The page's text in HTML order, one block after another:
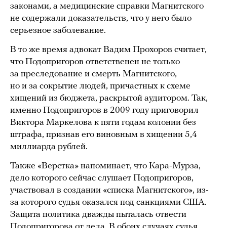
законами, а медицинские справки Магнитского
не содержали доказательств, что у него было
серьезное заболевание.
В то же время адвокат Вадим Прохоров считает,
что Подопригоров ответственен не только
за преследование и смерть Магнитского,
но и за сокрытие людей, причастных к схеме
хищений из бюджета, раскрытой аудитором. Так,
именно Подопригоров в 2009 году приговорил
Виктора Маркелова к пяти годам колонии без
штрафа, признав его виновным в хищении 5,4
миллиарда рублей.
Также «Верстка» напоминает, что Кара-Мурза,
дело которого сейчас слушает Подопригоров,
участвовал в создании «списка Магнитского», из-
за которого судья оказался под санкциями США.
Защита политика дважды пыталась отвести